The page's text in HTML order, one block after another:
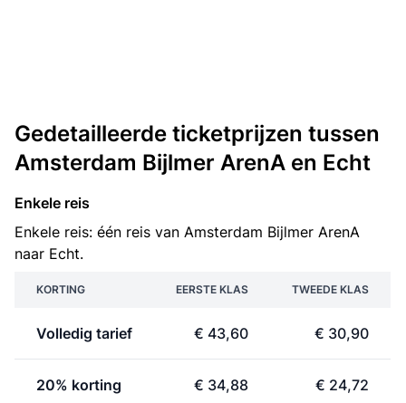
Gedetailleerde ticketprijzen tussen
Amsterdam Bijlmer ArenA en Echt
Enkele reis
Enkele reis: één reis van Amsterdam Bijlmer ArenA
naar Echt.
KORTING EERSTE KLAS TWEEDE KLAS
Volledig tarief € 43,60 € 30,90
20% korting € 34,88 € 24,72